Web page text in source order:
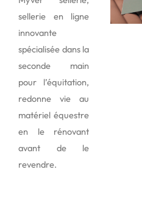
sellerie en ligne
innovante
spécialisée dans la
seconde main
pour l’équitation,
redonne vie au
matériel équestre
en le rénovant
avant de le
revendre.